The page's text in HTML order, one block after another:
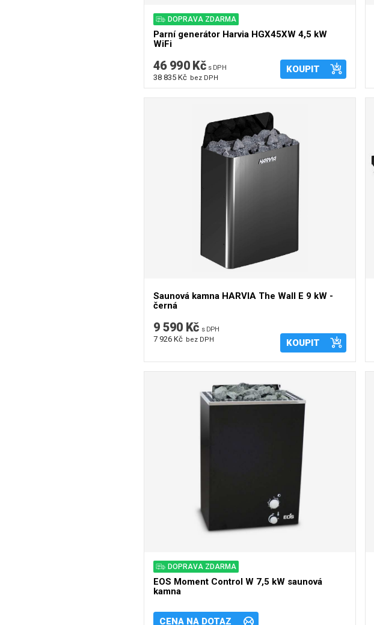
DOPRAVA ZDARMA
Parní generátor Harvia HGX45XW 4,5 kW
WiFi
46 990 Kč s DPH
38 835 Kč bez DPH
KOUPIT
Saunová kamna HARVIA The Wall E 9 kW -
černá
9 590 Kč s DPH
7 926 Kč bez DPH KOUPIT
DOPRAVA ZDARMA
EOS Moment Control W 7,5 kW saunová
kamna
CENA NA DOTAZ